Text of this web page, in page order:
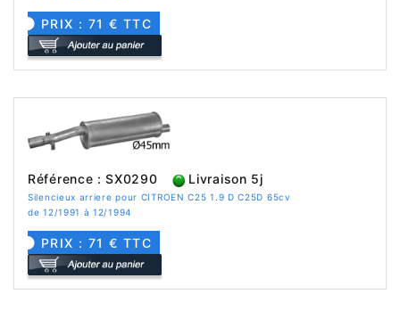
PRIX : 71 € TTC
Référence : SX0290 Livraison 5j
Silencieux arriere pour CITROEN C25 1.9 D C25D 65cv
de 12/1991 à 12/1994
PRIX : 71 € TTC